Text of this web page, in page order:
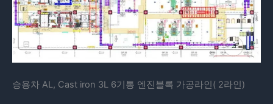
승용차 AL, Cast iron 3L 6기통 엔진블록 가공라인( 2라인)